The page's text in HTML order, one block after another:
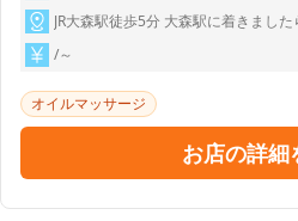
/～
オイルマッサージ
お店の詳細